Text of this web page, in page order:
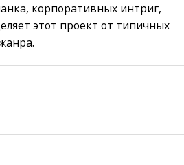
корпоративных интриг,
этот проект от типичных